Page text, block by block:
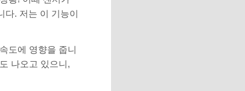
다. 저는 이 기능이
도에 영향을 줍니
나오고 있으니,